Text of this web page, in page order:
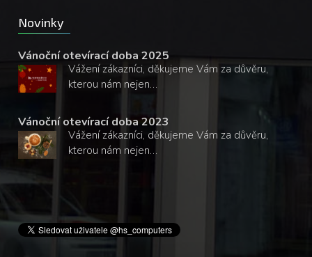
Novinky
Vánoční otevírací doba 2025
Vážení zákazníci, děkujeme Vám za důvěru,
kterou nám nejen…
Vánoční otevírací doba 2023
Vážení zákazníci, děkujeme Vám za důvěru,
kterou nám nejen…